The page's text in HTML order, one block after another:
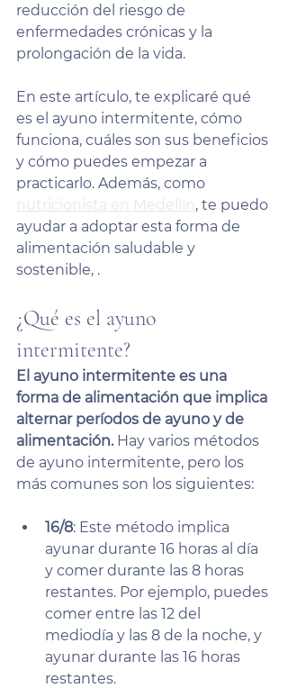
reducción del riesgo de
enfermedades crónicas y la
prolongación de la vida.
En este artículo, te explicaré qué
es el ayuno intermitente, cómo
funciona, cuáles son sus beneficios
y cómo puedes empezar a
practicarlo. Además, como
nutricionista en Medellín, te puedo
ayudar a adoptar esta forma de
alimentación saludable y
sostenible, .
¿Qué es el ayuno
intermitente?
El ayuno intermitente es una
forma de alimentación que implica
alternar períodos de ayuno y de
alimentación. Hay varios métodos
de ayuno intermitente, pero los
más comunes son los siguientes:
16/8: Este método implica
ayunar durante 16 horas al día
y comer durante las 8 horas
restantes. Por ejemplo, puedes
comer entre las 12 del
mediodía y las 8 de la noche, y
ayunar durante las 16 horas
restantes.